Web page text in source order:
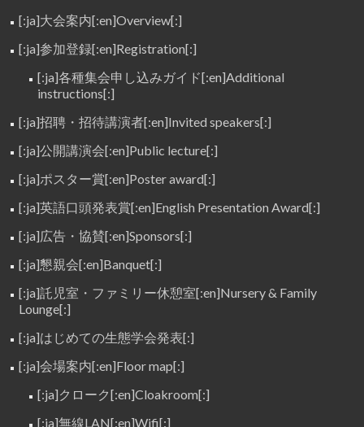
[:ja]大会案内[:en]Overview[:]
[:ja]参加登録[:en]Registration[:]
[:ja]各種集会申し込みガイド[:en]Additional
instructions[:]
[:ja]招聘・招待講演者[:en]Invited speakers[:]
[:ja]公開講演会[:en]Public lecture[:]
[:ja]ポスター賞[:en]Poster award[:]
[:ja]英語口頭発表賞[:en]English Presentation Award[:]
[:ja]広告・協賛[:en]Sponsors[:]
[:ja]懇親会[:en]Banquet[:]
[:ja]託児室・ファミリー休憩室[:en]Nursery & Family
Lounge[:]
[:ja]はじめての生態学会発表[:]
[:ja]会場案内[:en]Floor map[:]
[:ja]クローク[:en]Cloakroom[:]
[:ja]無線LAN[:en]Wifi[:]